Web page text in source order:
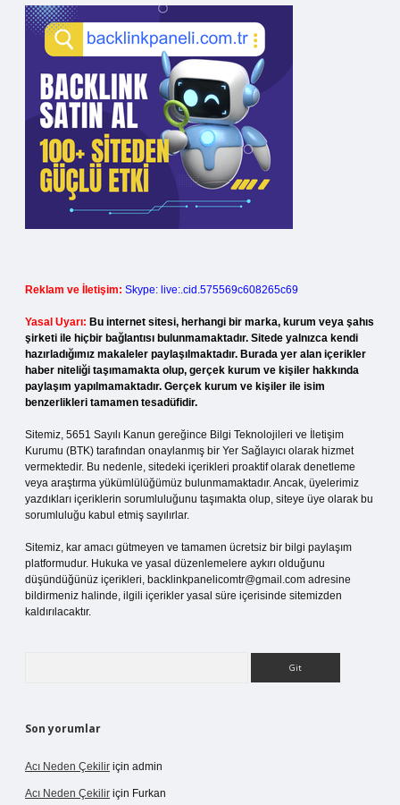
Reklam ve İletişim: Skype: live:.cid.575569c608265c69
Yasal Uyarı: Bu internet sitesi, herhangi bir marka, kurum veya şahıs
şirketi ile hiçbir bağlantısı bulunmamaktadır. Sitede yalnızca kendi
hazırladığımız makaleler paylaşılmaktadır. Burada yer alan içerikler
haber niteliği taşımamakta olup, gerçek kurum ve kişiler hakkında
paylaşım yapılmamaktadır. Gerçek kurum ve kişiler ile isim
benzerlikleri tamamen tesadüfidir.
Sitemiz, 5651 Sayılı Kanun gereğince Bilgi Teknolojileri ve İletişim
Kurumu (BTK) tarafından onaylanmış bir Yer Sağlayıcı olarak hizmet
vermektedir. Bu nedenle, sitedeki içerikleri proaktif olarak denetleme
veya araştırma yükümlülüğümüz bulunmamaktadır. Ancak, üyelerimiz
yazdıkları içeriklerin sorumluluğunu taşımakta olup, siteye üye olarak bu
sorumluluğu kabul etmiş sayılırlar.
Sitemiz, kar amacı gütmeyen ve tamamen ücretsiz bir bilgi paylaşım
platformudur. Hukuka ve yasal düzenlemelere aykırı olduğunu
düşündüğünüz içerikleri, backlinkpanelicomtr@gmail.com adresine
bildirmeniz halinde, ilgili içerikler yasal süre içerisinde sitemizden
kaldırılacaktır.
Son yorumlar
Acı Neden Çekilir için admin
Acı Neden Çekilir için Furkan